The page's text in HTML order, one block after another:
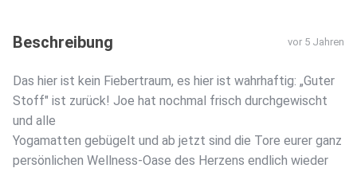
Beschreibung vor 5 Jahren
Das hier ist kein Fiebertraum, es hier ist wahrhaftig: „Guter
Stoff" ist zurück! Joe hat nochmal frisch durchgewischt
und alle
Yogamatten gebügelt und ab jetzt sind die Tore eurer ganz
persönlichen Wellness-Oase des Herzens endlich wieder